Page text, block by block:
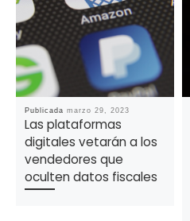
Publicada marzo 29, 2023
Las plataformas
digitales vetarán a los
vendedores que
oculten datos fiscales